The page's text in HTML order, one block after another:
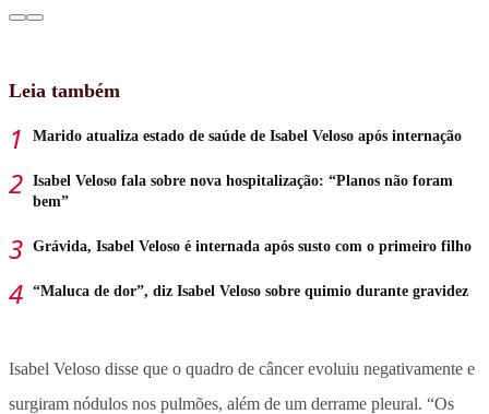
Leia também
Marido atualiza estado de saúde de Isabel Veloso após internação
Isabel Veloso fala sobre nova hospitalização: “Planos não foram
bem”
Grávida, Isabel Veloso é internada após susto com o primeiro filho
“Maluca de dor”, diz Isabel Veloso sobre quimio durante gravidez
Isabel Veloso disse que o quadro de câncer evoluiu negativamente e
surgiram nódulos nos pulmões, além de um derrame pleural. “Os